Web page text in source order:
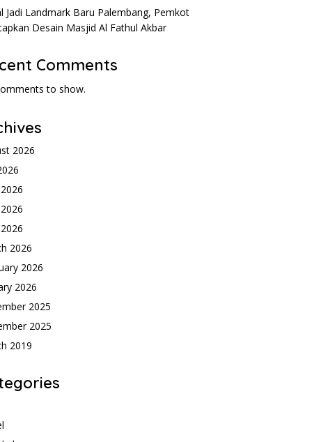
Jadi Landmark Baru Palembang, Pemkot
Desain Masjid Al Fathul Akbar
Comments
to show.
2026
2026
2026
2026
2025
2025
2019